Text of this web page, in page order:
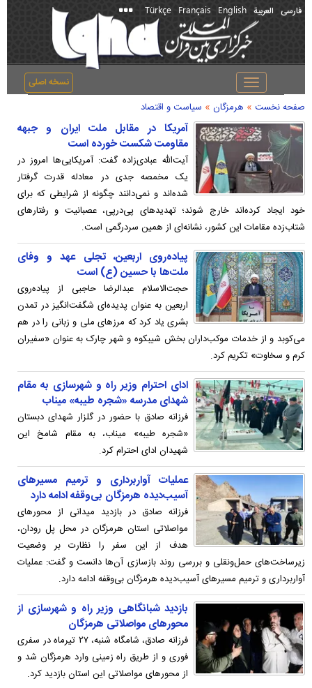
فارسی العربیة English
Français
Türkçe
نسخه اصلی
Toggle
navigation
صفحه نخست » هرمزگان » سیاست و اقتصاد
آمریکا در مقابل ملت ایران و جبهه
مقاومت شکست خورده است
آیت‌الله عبادی‌ز‌اده گفت: آمریکایی‌ها امروز در
یک مخمصه جدی در معادله قدرت گرفتار
شده‌اند و نمی‌دانند چگونه از شرایطی که برای
خود ایجاد کرده‌اند خارج شوند؛ تهدیدهای پی‌درپی، عصبانیت و رفتارهای
شتاب‌زده مقامات این کشور، نشانه‌ای از همین سردرگمی است.
پیاده‌روی اربعین، تجلی عهد و وفای
ملت‌ها با حسین (ع) است
حجت‌الاسلام عبدالرضا حاجبی از پیاده‌روی
اربعین به عنوان پدیده‌ای شگفت‌انگیز در تمدن
بشری یاد کرد که مرزهای ملی و زبانی را در هم
می‌کوبد و از خدمات موکب‌داران بخش شیبکوه و شهر چارک به عنوان «سفیران
کرم و سخاوت» تکریم کرد.
ادای احترام وزیر راه و شهرسازی به مقام
شهدای مدرسه «شجره طیبه» میناب
فرزانه صادق با حضور در گلزار شهدای دبستان
«شجره طیبه» میناب، به مقام شامخ این
شهیدان ادای احترام کرد.
عملیات آواربرداری و ترمیم مسیرهای
آسیب‌دیده هرمزگان بی‌وقفه ادامه دارد
فرزانه صادق در بازدید میدانی از محورهای
مواصلاتی استان هرمزگان در محل پل رودان،
هدف از این سفر را نظارت بر وضعیت
زیرساخت‌های حمل‌ونقلی و بررسی روند بازسازی آن‌ها دانست و گفت: عملیات
آواربرداری و ترمیم مسیرهای آسیب‌دیده هرمزگان بی‌وقفه ادامه دارد.
بازدید شبانگاهی وزیر راه و شهرسازی از
محورهای مواصلاتی هرمزگان
فرزانه صادق، شامگاه شنبه، ۲۷ تیرماه در سفری
فوری و از طریق راه زمینی وارد هرمزگان شد و
از محورهای مواصلاتی این استان بازدید کرد.